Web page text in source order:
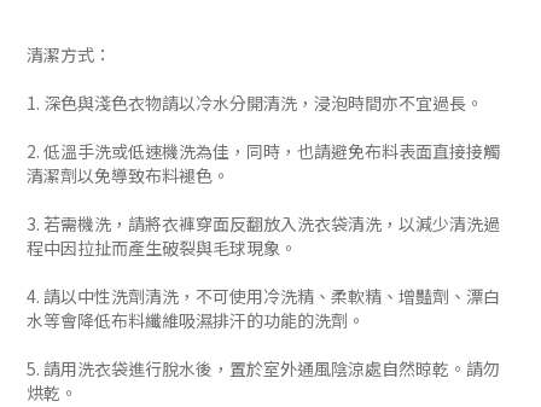
清潔方式：
1. 深色與淺色衣物請以冷水分開清洗，浸泡時間亦不宜過長。
2. 低溫手洗或低速機洗為佳，同時，也請避免布料表面直接接觸
清潔劑以免導致布料褪色。
3. 若需機洗，請將衣褲穿面反翻放入洗衣袋清洗，以減少清洗過
程中因拉扯而產生破裂與毛球現象。
4. 請以中性洗劑清洗，不可使用冷洗精、柔軟精、增豔劑、漂白
水等會降低布料纖維吸濕排汗的功能的洗劑。
5. 請用洗衣袋進行脫水後，置於室外通風陰涼處自然晾乾。請勿
烘乾。